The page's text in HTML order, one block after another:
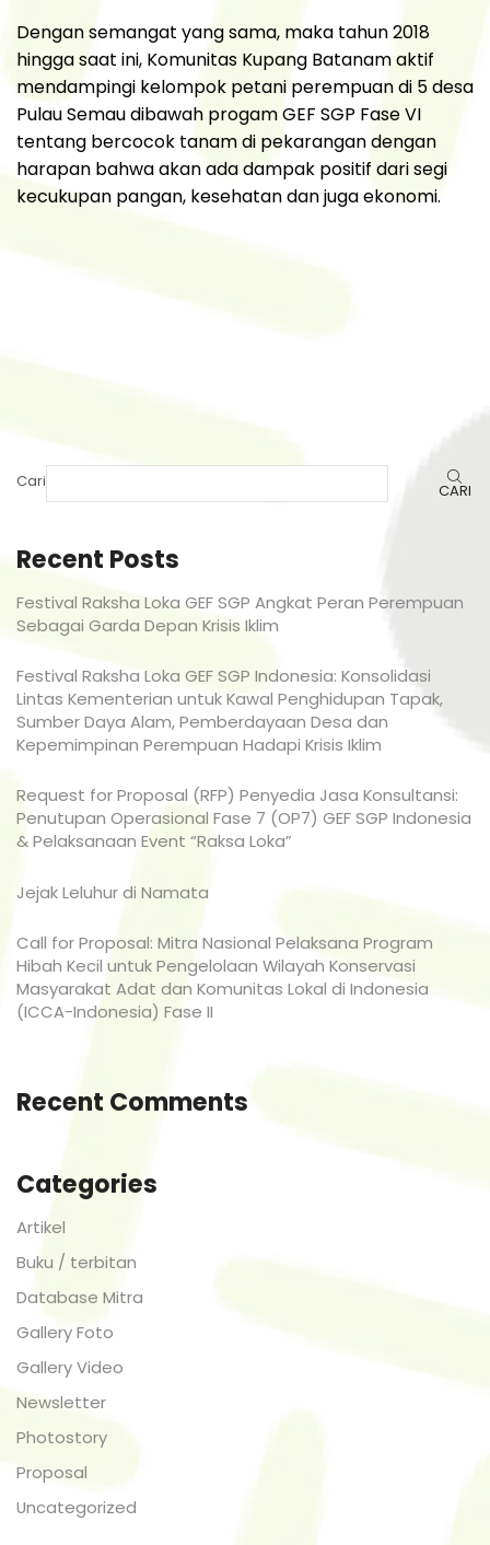
Dengan semangat yang sama, maka tahun 2018
hingga saat ini, Komunitas Kupang Batanam aktif
mendampingi kelompok petani perempuan di 5 desa
Pulau Semau dibawah progam GEF SGP Fase VI
tentang bercocok tanam di pekarangan dengan
harapan bahwa akan ada dampak positif dari segi
kecukupan pangan, kesehatan dan juga ekonomi.
Cari CARI
Recent Posts
Festival Raksha Loka GEF SGP Angkat Peran Perempuan
Sebagai Garda Depan Krisis Iklim
Festival Raksha Loka GEF SGP Indonesia: Konsolidasi
Lintas Kementerian untuk Kawal Penghidupan Tapak,
Sumber Daya Alam, Pemberdayaan Desa dan
Kepemimpinan Perempuan Hadapi Krisis Iklim
Request for Proposal (RFP) Penyedia Jasa Konsultansi:
Penutupan Operasional Fase 7 (OP7) GEF SGP Indonesia
& Pelaksanaan Event “Raksa Loka”
Jejak Leluhur di Namata
Call for Proposal: Mitra Nasional Pelaksana Program
Hibah Kecil untuk Pengelolaan Wilayah Konservasi
Masyarakat Adat dan Komunitas Lokal di Indonesia
(ICCA-Indonesia) Fase II
Recent Comments
Categories
Artikel
Buku / terbitan
Database Mitra
Gallery Foto
Gallery Video
Newsletter
Photostory
Proposal
Uncategorized